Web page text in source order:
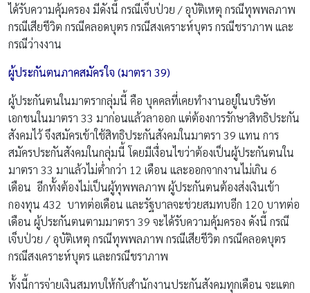
ได้รับความคุ้มครอง มีดังนี้ กรณีเจ็บป่วย / อุบัติเหตุ กรณีทุพพลภาพ
กรณีเสียชีวิต กรณีคลอดบุตร กรณีสงเคราะห์บุตร กรณีชราภาพ และ
กรณีว่างงาน
ผู้ประกันตนภาคสมัครใจ (มาตรา 39)
ผู้ประกันตนในมาตรากลุ่มนี้ คือ บุคคลที่เคยทำงานอยู่ในบริษัท
เอกชนในมาตรา 33 มาก่อนแล้วลาออก แต่ต้องการรักษาสิทธิประกัน
สังคมไว้ จึงสมัครเข้าใช้สิทธิประกันสังคมในมาตรา 39 แทน การ
สมัครประกันสังคมในกลุ่มนี้ โดยมีเงื่อนไขว่าต้องเป็นผู้ประกันตนใน
มาตรา 33 มาแล้วไม่ต่ำกว่า 12 เดือน และออกจากงานไม่เกิน 6
เดือน อีกทั้งต้องไม่เป็นผู้ทุพพลภาพ ผู้ประกันตนต้องส่งเงินเข้า
กองทุน 432 บาทต่อเดือน และรัฐบาลจะช่วยสมทบอีก 120 บาทต่อ
เดือน ผู้ประกันตนตามมาตรา 39 จะได้รับความคุ้มครอง ดังนี้ กรณี
เจ็บป่วย / อุบัติเหตุ กรณีทุพพลภาพ กรณีเสียชีวิต กรณีคลอดบุตร
กรณีสงเคราะห์บุตร และกรณีชราภาพ
ทั้งนี้การจ่ายเงินสมทบให้กับสำนักงานประกันสังคมทุกเดือน จะแตก